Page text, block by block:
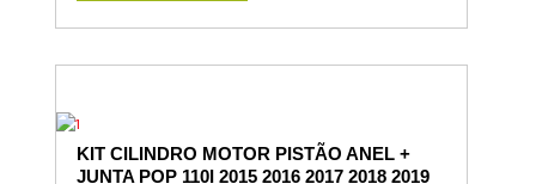
KIT CILINDRO MOTOR PISTÃO ANEL +
JUNTA POP 110I 2015 2016 2017 2018 2019